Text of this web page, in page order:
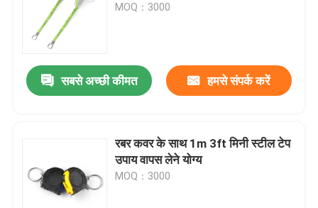
MOQ：3000
सबसे अच्छी कीमत हमसे संपर्क करें
रबर कवर के साथ 1m 3ft मिनी स्टील टेप
उपाय वापस लेने योग्य
MOQ：3000